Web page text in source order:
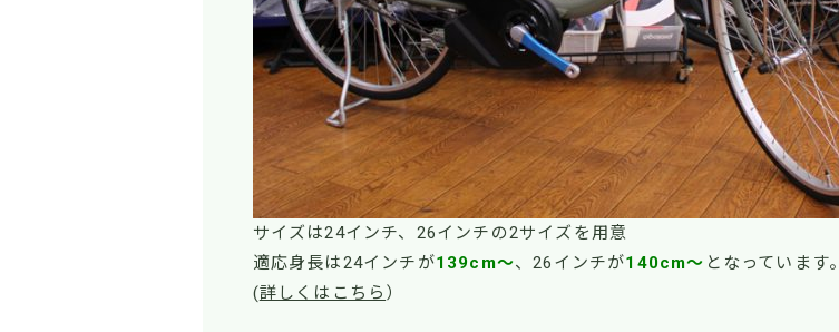
サイズは24インチ、26インチの2サイズを用意
適応身長は24インチが139cm～、26インチが140cm～ となっています。
(詳しくはこちら ）